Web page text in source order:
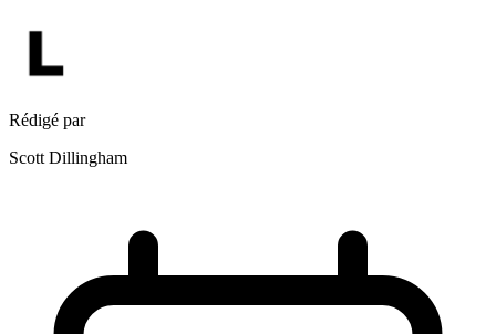
Rédigé par
Scott Dillingham